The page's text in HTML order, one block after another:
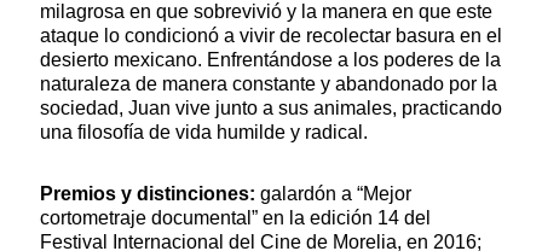
milagrosa en que sobrevivió y la manera en que este
ataque lo condicionó a vivir de recolectar basura en el
desierto mexicano. Enfrentándose a los poderes de la
naturaleza de manera constante y abandonado por la
sociedad, Juan vive junto a sus animales, practicando
una filosofía de vida humilde y radical.
Premios y distinciones: galardón a “Mejor
cortometraje documental” en la edición 14 del
Festival Internacional del Cine de Morelia, en 2016;